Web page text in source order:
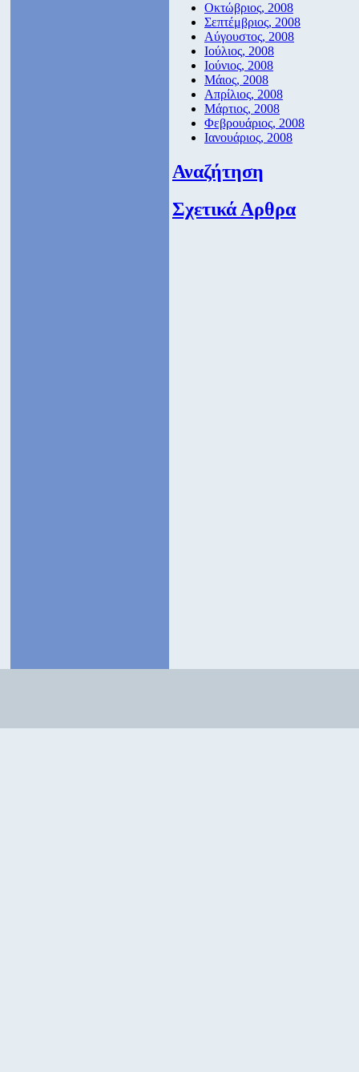
Οκτώβριος, 2008
Σεπτέμβριος, 2008
Αύγουστος, 2008
Ιούλιος, 2008
Ιούνιος, 2008
Μάιος, 2008
Απρίλιος, 2008
Μάρτιος, 2008
Φεβρουάριος, 2008
Ιανουάριος, 2008
Αναζήτηση
Σχετικά Αρθρα